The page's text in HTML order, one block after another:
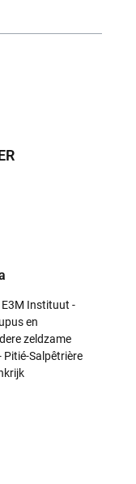
Instituut -
en
zeldzame
Salpêtrière